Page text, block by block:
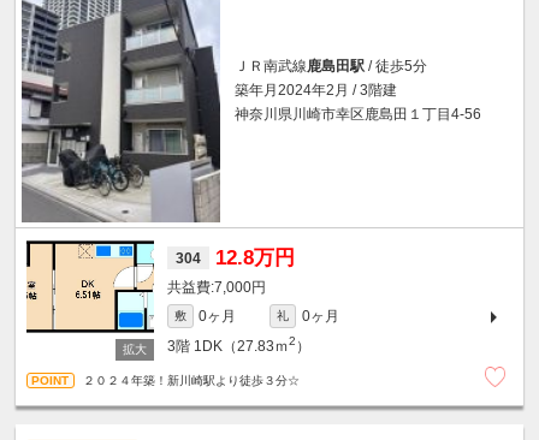
ＪＲ南武線鹿島田駅 / 徒歩5分
築年月2024年2月 / 3階建
神奈川県川崎市幸区鹿島田１丁目4-56
304 12.8万円
7,000円
敷 0ヶ月 礼
0ヶ月
3階 1DK（27.83ｍ2 ）
２０２４年築！新川崎駅より徒歩３分☆